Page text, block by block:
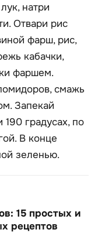
натри
Отвари рис
фарш, рис,
кабачки,
фаршем.
смажь
Запекай
градусах, по
В конце
зеленью.
15 простых и
рецептов